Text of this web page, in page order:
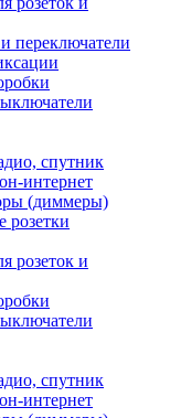
переключатели
спутник
интернет
(диммеры)
розетки
розеток и
спутник
интернет